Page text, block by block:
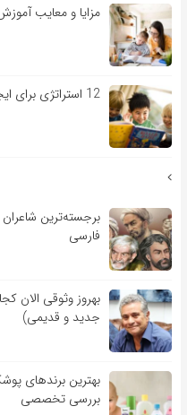
مزایا و معایب
12 استراتژی برای ایجاد انگیزه در کودک برای یادگیری
فارسی
بهروز وثوقی الان
جدید و قدیمی)
بهترین برندهای
بررسی تخصصی